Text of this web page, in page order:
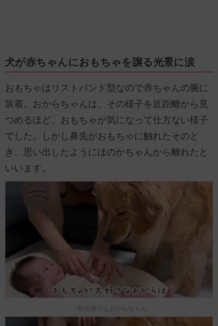
犬が赤ちゃんにおもちゃを譲る光景に涙
おもちゃはリストバンド型なので赤ちゃんの腕に
装着。おからちゃんは、その様子を近距離から見
つめるほど、おもちゃが気になって仕方ない様子
でした。しかし鼻先がおもちゃに触れたそのと
き、思い出したようにほのかちゃんから離れたと
いいます。
「興味津々なおからちゃん